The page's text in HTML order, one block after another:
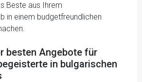
Beste aus Ihrem
in einem budgetfreundlichen
besten Angebote für
in bulgarischen